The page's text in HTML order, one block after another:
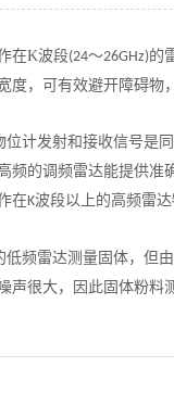
在K波段(24～26GHz)的
度，可有效避开障碍物
位计发射和接收信号是
频的调频雷达能提供准
在K波段以上的高频雷达
低频雷达测量固体，但
声很大，因此固体粉料